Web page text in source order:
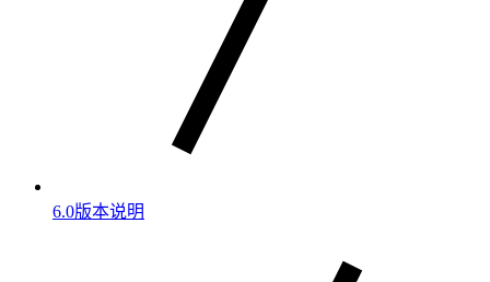
6.0版本说明